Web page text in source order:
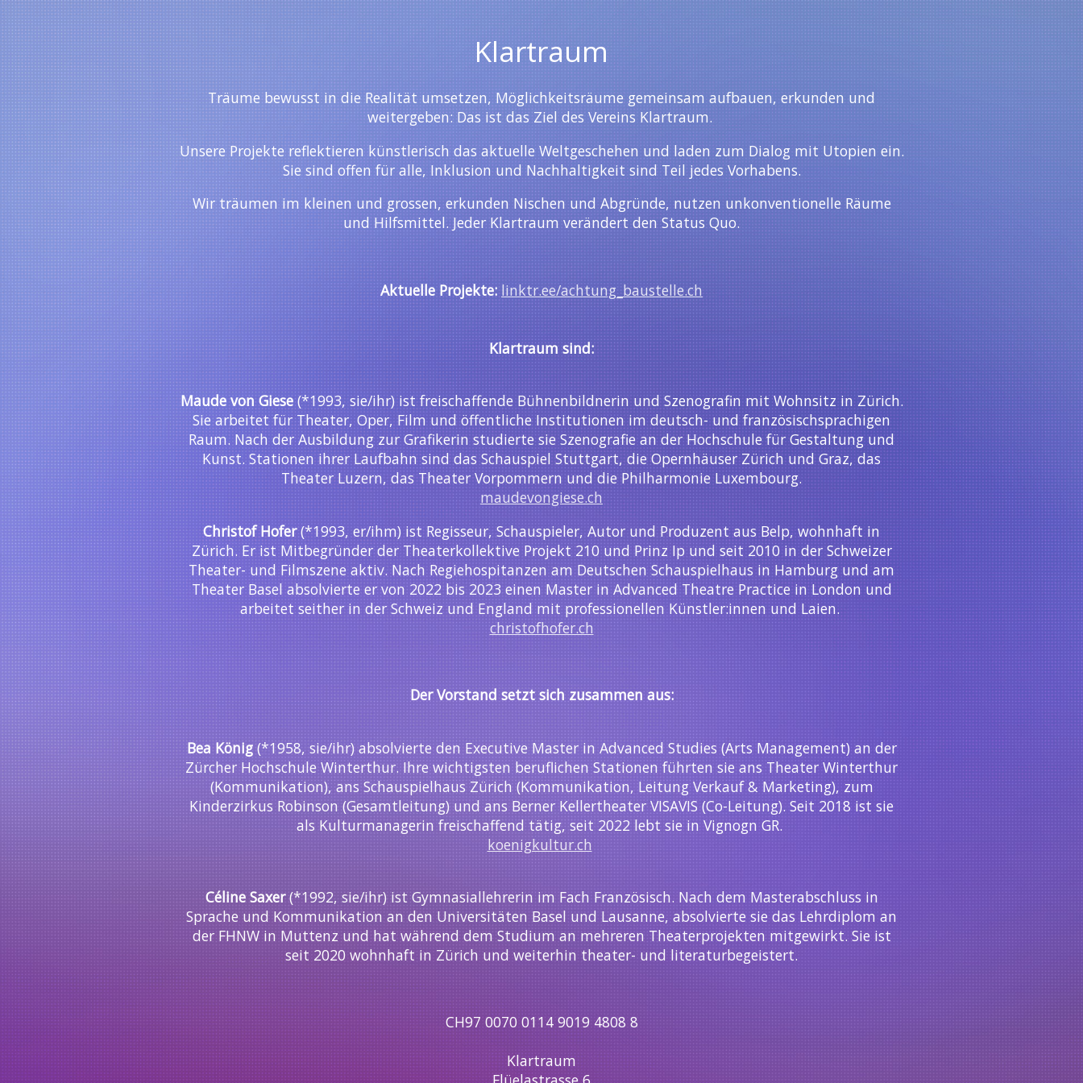
Klartraum
Träume bewusst in die Realität umsetzen, Möglichkeitsräume gemeinsam aufbauen, erkunden und
weitergeben: Das ist das Ziel des Vereins Klartraum.
Unsere Projekte reflektieren künstlerisch das aktuelle Weltgeschehen und laden zum Dialog mit Utopien ein.
Sie sind offen für alle, Inklusion und Nachhaltigkeit sind Teil jedes Vorhabens.
Wir träumen im kleinen und grossen, erkunden Nischen und Abgründe, nutzen unkonventionelle Räume
und Hilfsmittel. Jeder Klartraum verändert den Status Quo.
Aktuelle Projekte:linktr.ee/achtung_baustelle.ch
Klartraum sind:
Maude von Giese(*1993, sie/ihr) ist freischaffende Bühnenbildnerin und Szenografin mit Wohnsitz in Zürich.
Sie arbeitet für Theater, Oper, Film und öffentliche Institutionen im deutsch- und französischsprachigen
Raum. Nach der Ausbildung zur Grafikerin studierte sie Szenografie an der Hochschule für Gestaltung und
Kunst. Stationen ihrer Laufbahn sind das Schauspiel Stuttgart, die Opernhäuser Zürich und Graz, das
Theater Luzern, das Theater Vorpommern und die Philharmonie Luxembourg.
maudevongiese.ch
Christof Hofer(*1993, er/ihm) ist Regisseur, Schauspieler, Autor und Produzent aus Belp, wohnhaft in
Zürich. Er ist Mitbegründer der Theaterkollektive Projekt 210 und Prinz Ip und seit 2010 in der Schweizer
Theater- und Filmszene aktiv. Nach Regiehospitanzen am Deutschen Schauspielhaus in Hamburg und am
Theater Basel absolvierte er von 2022 bis 2023 einen Master in Advanced Theatre Practice in London und
arbeitet seither in der Schweiz und England mit professionellen Künstler:innen und Laien.
christofhofer.ch
Der Vorstand setzt sich zusammen aus:
Bea König(*1958, sie/ihr) absolvierte den Executive Master in Advanced Studies (Arts Management) an der
Zürcher Hochschule Winterthur. Ihre wichtigsten beruflichen Stationen führten sie ans Theater Winterthur
(Kommunikation), ans Schauspielhaus Zürich (Kommunikation, Leitung Verkauf & Marketing), zum
Kinderzirkus Robinson (Gesamtleitung) und ans Berner Kellertheater VISAVIS (Co-Leitung). Seit 2018 ist sie
als Kulturmanagerin freischaffend tätig, seit 2022 lebt sie in Vignogn GR.
koenigkultur.ch
Céline Saxer(*1992, sie/ihr) ist Gymnasiallehrerin im Fach Französisch. Nach dem Masterabschluss in
Sprache und Kommunikation an den Universitäten Basel und Lausanne, absolvierte sie das Lehrdiplom an
der FHNW in Muttenz und hat während dem Studium an mehreren Theaterprojekten mitgewirkt. Sie ist
seit 2020 wohnhaft in Zürich und weiterhin theater- und literaturbegeistert.
CH97 0070 0114 9019 4808 8
Klartraum